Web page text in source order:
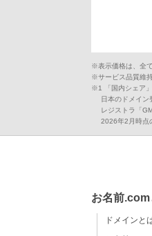
※表示価格は、全て
※サービス品質維
※1 「国内シェア」
日本のドメイ
レジストラ「
2026年2月時点
お名前.com
ドメインと